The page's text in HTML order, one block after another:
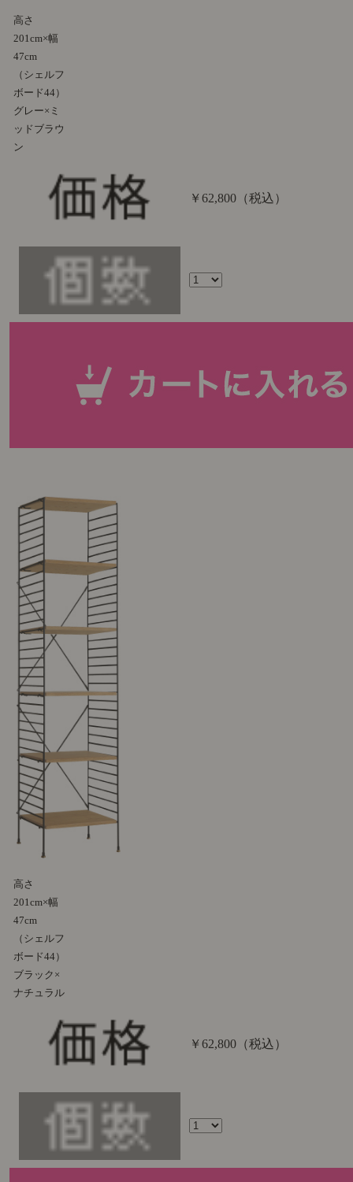
高さ
201cm×幅
47cm
（シェルフ
ボード44）
グレー×ミ
ッドブラウ
ン
￥62,800 （税込）
高さ
201cm×幅
47cm
（シェルフ
ボード44）
ブラック×
ナチュラル
￥62,800 （税込）